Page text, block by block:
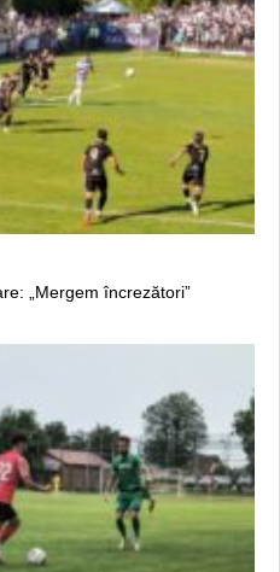
„Mergem încrezători”